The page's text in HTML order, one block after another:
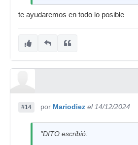
te ayudaremos en todo lo posible
#14 por Mariodiez el 14/12/2024
"DITO escribió: